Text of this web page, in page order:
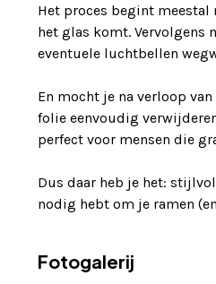
Het proces begint
het glas komt. Vervolgens
eventuele luchtbellen
En mocht je na verloop
folie eenvoudig
perfect voor mensen die
Dus daar heb je het:
nodig hebt om je ramen
Fotogalerij